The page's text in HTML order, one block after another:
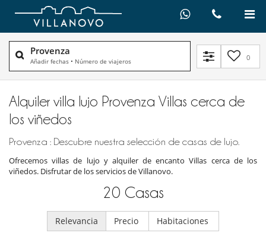
Provenza
Añadir fechas • Número de viajeros 0
Alquiler villa lujo Provenza Villas cerca de
los viñedos
Provenza : Descubre nuestra selección de casas de lujo.
Ofrecemos villas de lujo y alquiler de encanto Villas cerca de los
viñedos. Disfrutar de los servicios de Villanovo.
20 Casas
Relevancia Precio Habitaciones